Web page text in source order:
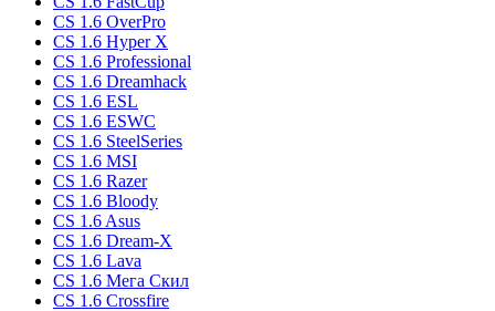
CS 1.6 OverPro
CS 1.6 Hyper X
CS 1.6 Professional
CS 1.6 Dreamhack
CS 1.6 ESL
CS 1.6 ESWC
CS 1.6 SteelSeries
CS 1.6 MSI
CS 1.6 Razer
CS 1.6 Bloody
CS 1.6 Asus
CS 1.6 Dream-X
CS 1.6 Lava
CS 1.6 Мега Скил
CS 1.6 Crossfire